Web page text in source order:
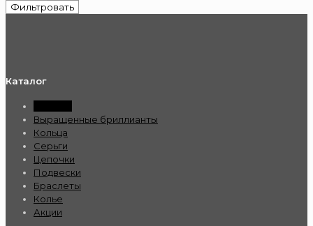
Фильтровать
Каталог
Выращенные бриллианты
Кольца
Серьги
Цепочки
Подвески
Браслеты
Колье
Акции